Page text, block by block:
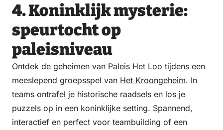
4. Koninklijk mysterie:
speurtocht op
paleisniveau
Ontdek de geheimen van Paleis Het Loo tijdens een
meeslepend groepsspel van Het Kroongeheim. In
teams ontrafel je historische raadsels en los je
puzzels op in een koninklijke setting. Spannend,
interactief en perfect voor teambuilding of een